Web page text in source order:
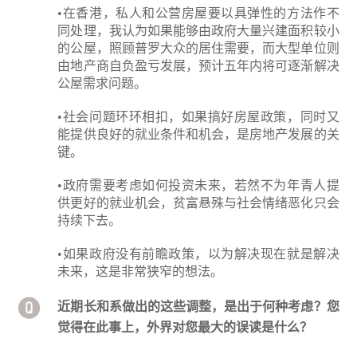
•在香港，私人和公营房屋要以具弹性的方法作不
同处理，我认为如果能够由政府大量兴建面积较小
的公屋，照顾普罗大众的居住需要，而大型单位则
由地产商自负盈亏发展，预计五年内将可逐渐解决
公屋需求问题。
•社会问题环环相扣，如果搞好房屋政策，同时又
能提供良好的就业条件和机会，是房地产发展的关
键。
•政府需要考虑如何投资未来，若然不为年青人提
供更好的就业机会，贫富悬殊与社会情绪恶化只会
持续下去。
•如果政府没有前瞻政策，以为解决现在就是解决
未来，这是非常狭窄的想法。
近期长和系做出的这些调整，是出于何种考虑？您
觉得在此事上，外界对您最大的误读是什么？